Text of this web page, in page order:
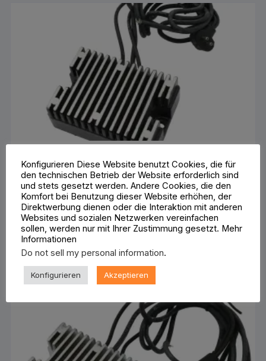
OEM Replacement Voltage Regulator Black
71,28€
Enthält 19% MwSt. 19 % DE
zzgl.Versand
Lieferzeit: ca. 2-3 Werktage
Konfigurieren Diese Website benutzt Cookies, die für
den technischen Betrieb der Website erforderlich sind
und stets gesetzt werden. Andere Cookies, die den
Komfort bei Benutzung dieser Website erhöhen, der
Direktwerbung dienen oder die Interaktion mit anderen
Websites und sozialen Netzwerken vereinfachen
sollen, werden nur mit Ihrer Zustimmung gesetzt. Mehr
Informationen
Do not sell my personal information.
Konfigurieren Akzeptieren